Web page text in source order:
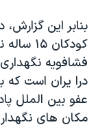
بنابر این
فشافویه
درا یران است که
عفو بین الملل
مکان های